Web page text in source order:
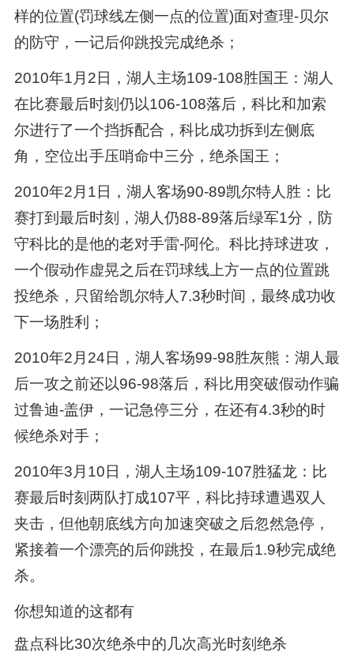
样的位置(罚球线左侧一点的位置)面对查理-贝尔
的防守，一记后仰跳投完成绝杀；
2010年1月2日，湖人主场109-108胜国王：湖人
在比赛最后时刻仍以106-108落后，科比和加索
尔进行了一个挡拆配合，科比成功拆到左侧底
角，空位出手压哨命中三分，绝杀国王；
2010年2月1日，湖人客场90-89凯尔特人胜：比
赛打到最后时刻，湖人仍88-89落后绿军1分，防
守科比的是他的老对手雷-阿伦。科比持球进攻，
一个假动作虚晃之后在罚球线上方一点的位置跳
投绝杀，只留给凯尔特人7.3秒时间，最终成功收
下一场胜利；
2010年2月24日，湖人客场99-98胜灰熊：湖人最
后一攻之前还以96-98落后，科比用突破假动作骗
过鲁迪-盖伊，一记急停三分，在还有4.3秒的时
候绝杀对手；
2010年3月10日，湖人主场109-107胜猛龙：比
赛最后时刻两队打成107平，科比持球遭遇双人
夹击，但他朝底线方向加速突破之后忽然急停，
紧接着一个漂亮的后仰跳投，在最后1.9秒完成绝
杀。
你想知道的这都有
盘点科比30次绝杀中的几次高光时刻绝杀